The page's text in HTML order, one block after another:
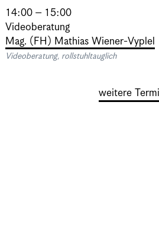
14:00 – 15:00
Videoberatung
Mag. (FH) Mathias Wiener-Vyplel
Videoberatung, rollstuhltauglich
weitere